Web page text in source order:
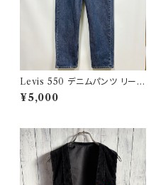
Levis 550 デニムパンツ リーバ
イス ワイドデニム 3
¥5,000